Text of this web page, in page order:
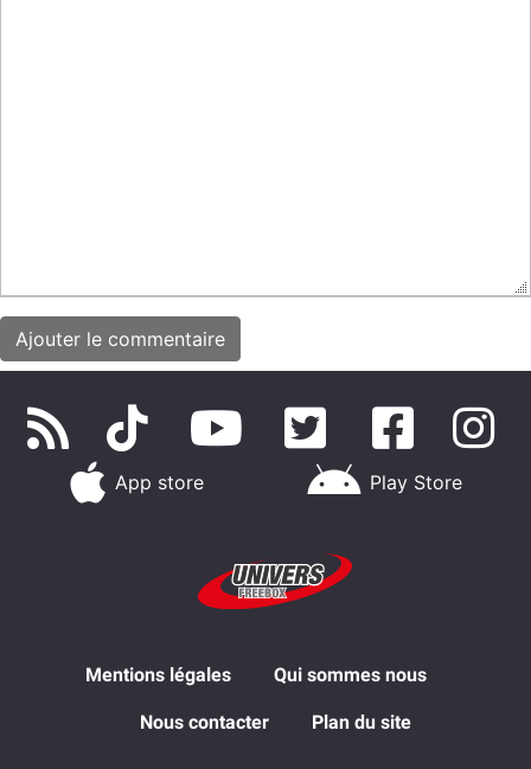
App store Play Store
Mentions légales Qui sommes nous
Nous contacter Plan du site